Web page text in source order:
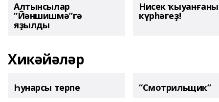
Алтынсылар
“Йәншишмә”гә
яҙылды
Нисек
күрһәгеҙ!
Хикәйәләр
Һунарсы терпе “Смотрильщик”